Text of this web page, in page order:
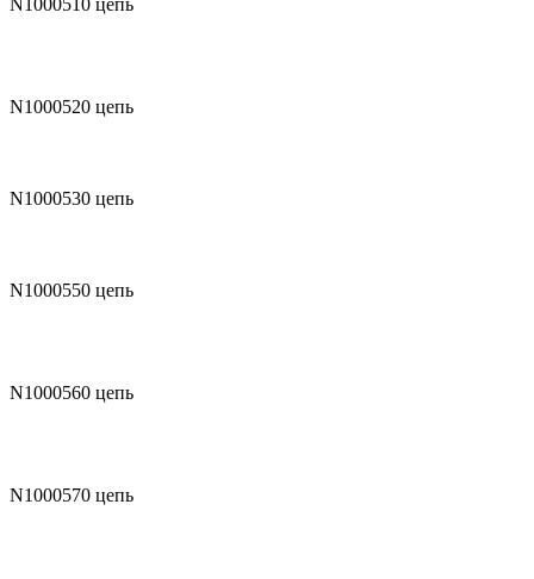
N1000520 цепь
N1000530 цепь
N1000550 цепь
N1000560 цепь
N1000570 цепь